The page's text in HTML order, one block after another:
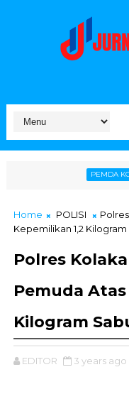
Bupati
Home POLISI
Kepemilikan 1,2 Kilogram
Polres
Pemuda
Kilogram
EDITOR 3 years ago